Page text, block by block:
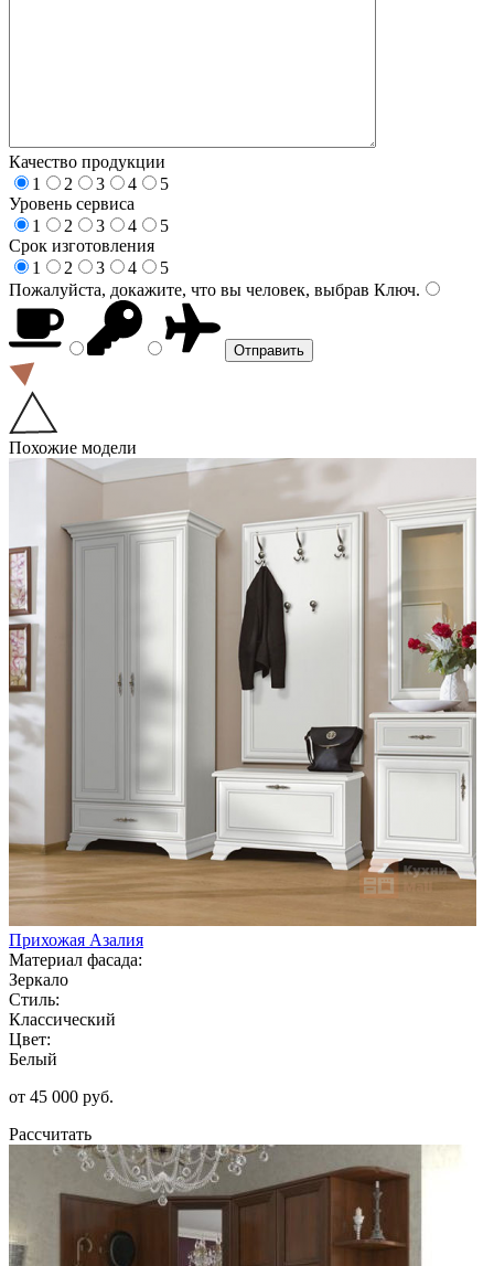
Качество продукции
1
2 3 4
5
Уровень сервиса
1
2 3 4
5
Срок изготовления
1
2 3 4
5
Пожалуйста, докажите, что вы человек, выбрав Ключ.
Похожие модели
Прихожая Азалия
Материал фасада:
Зеркало
Стиль:
Классический
Цвет:
Белый
от 45 000 руб.
Рассчитать